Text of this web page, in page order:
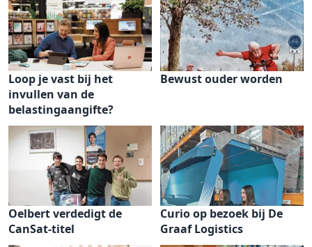
Loop je vast bij het
invullen van de
belastingaangifte?
Bewust ouder worden
Oelbert verdedigt de
CanSat-titel
Curio op bezoek bij De
Graaf Logistics